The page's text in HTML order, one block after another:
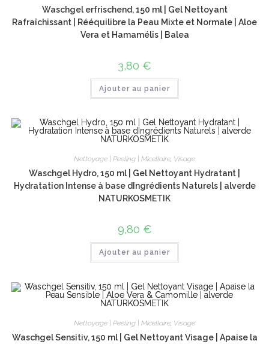
Waschgel erfrischend, 150 ml | Gel Nettoyant
Rafraîchissant | Rééquilibre la Peau Mixte et Normale | Aloe
Vera et Hamamélis | Balea
3,80 €
Ajouter au panier
Nettoyage | Peeling | Micellaire, Visage
Waschgel Hydro, 150 ml | Gel Nettoyant Hydratant |
Hydratation Intense à base dIngrédients Naturels | alverde
NATURKOSMETIK
9,80 €
Ajouter au panier
Nettoyage | Peeling | Micellaire Visage
Waschgel Sensitiv, 150 ml | Gel Nettoyant Visage | Apaise la